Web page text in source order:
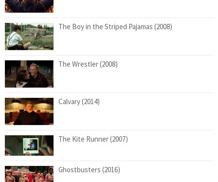
The Boy in the Striped Pajamas (2008)
The Wrestler (2008)
Calvary (2014)
The Kite Runner (2007)
Ghostbusters (2016)